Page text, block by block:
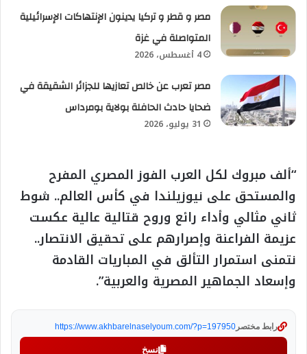
مصر و قطر و تركيا يدينون الإنتهاكات الإسرائيلية
المتواصلة في غزة
4 أغسطس، 2026
مصر تعرب عن خالص تعازيها للجزائر الشقيقة في
ضحايا حادث الحافلة بولاية بومرداس
31 يوليو، 2026
“ألف مبروك لكل العرب الفوز المصري المفرح
والمستحق على نيوزيلندا في كأس العالم.. شوط
ثاني مثالي وأداء رائع وروح قتالية عالية عكست
عزيمة الفراعنة وإصرارهم على تحقيق الانتصار..
نتمنى استمرار التألق في المباريات القادمة
وإسعاد الجماهير المصرية والعربية”.
رابط مختصر https://www.akhbarelnaselyoum.com/?p=197950
نسخ